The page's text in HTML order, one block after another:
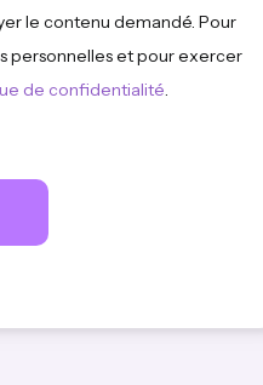
le contenu demandé. Pour
personnelles et pour exercer
de confidentialité.